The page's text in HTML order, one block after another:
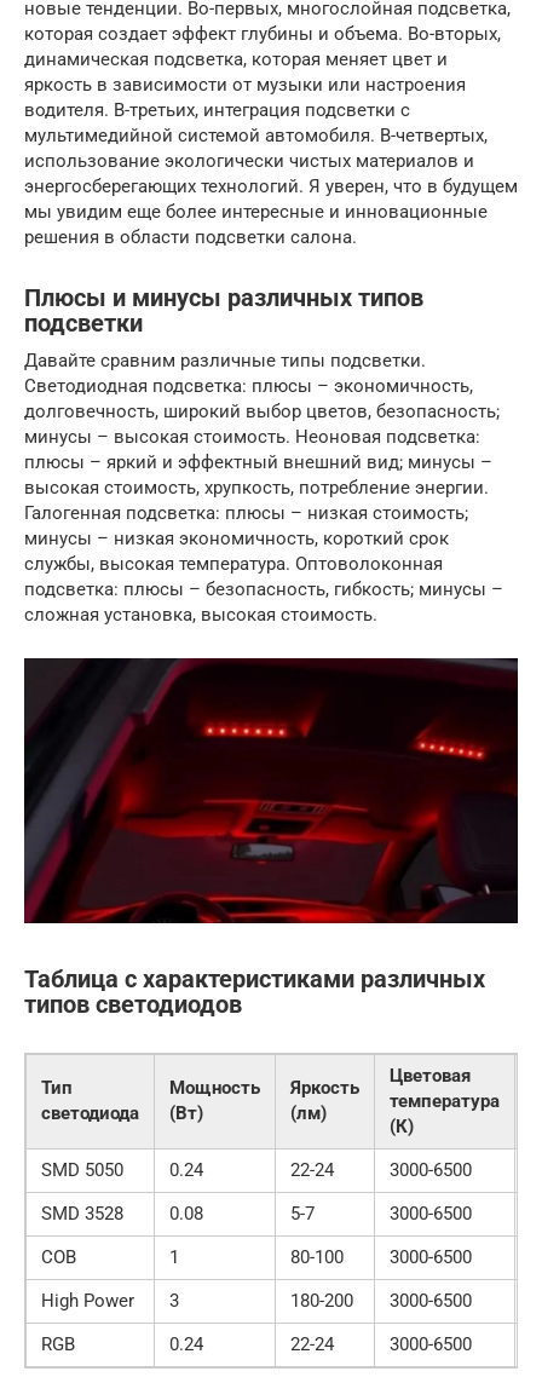
новые тенденции. Во-первых, многослойная подсветка,
которая создает эффект глубины и объема. Во-вторых,
динамическая подсветка, которая меняет цвет и
яркость в зависимости от музыки или настроения
водителя. В-третьих, интеграция подсветки с
мультимедийной системой автомобиля. В-четвертых,
использование экологически чистых материалов и
энергосберегающих технологий. Я уверен, что в будущем
мы увидим еще более интересные и инновационные
решения в области подсветки салона.
Плюсы и минусы различных типов
подсветки
Давайте сравним различные типы подсветки.
Светодиодная подсветка: плюсы – экономичность,
долговечность, широкий выбор цветов, безопасность;
минусы – высокая стоимость. Неоновая подсветка:
плюсы – яркий и эффектный внешний вид; минусы –
высокая стоимость, хрупкость, потребление энергии.
Галогенная подсветка: плюсы – низкая стоимость;
минусы – низкая экономичность, короткий срок
службы, высокая температура. Оптоволоконная
подсветка: плюсы – безопасность, гибкость; минусы –
сложная установка, высокая стоимость.
Таблица с характеристиками различных
типов светодиодов
Тип
светодиода
Мощность
(Вт)
Яркость
(лм)
Цветовая
температура
(К)
SMD 5050
0.24 22-24 3000-6500
SMD 3528
0.08 5-7 3000-6500
COB
1 80-100 3000-6500
High Power
3 180-200 3000-6500
RGB
0.24 22-24 3000-6500